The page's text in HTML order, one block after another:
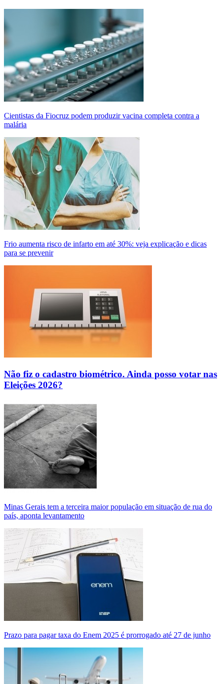
Cientistas da Fiocruz podem produzir vacina completa contra a
malária
Frio aumenta risco de infarto em até 30%: veja explicação e dicas
para se prevenir
Não fiz o cadastro biométrico. Ainda posso votar nas
Eleições 2026?
Minas Gerais tem a terceira maior população em situação de rua do
país, aponta levantamento
Prazo para pagar taxa do Enem 2025 é prorrogado até 27 de junho